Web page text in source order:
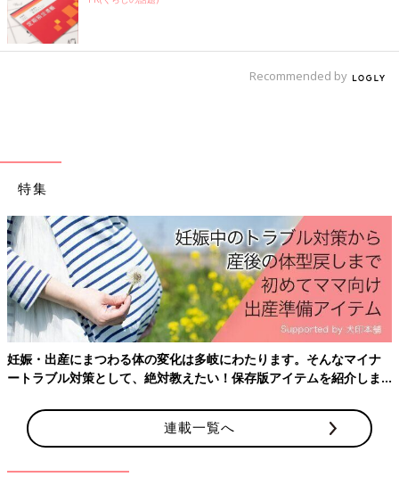
Recommended by
特集
ナ
ま
産後はお世話で大忙し、出産前にそろえておきたいアイテム、
ておきたいことをわかりやすく紹介！
連載一覧へ